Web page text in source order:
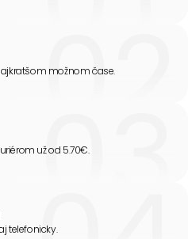
možnom čase.
už od 5.70€.
telefonicky.